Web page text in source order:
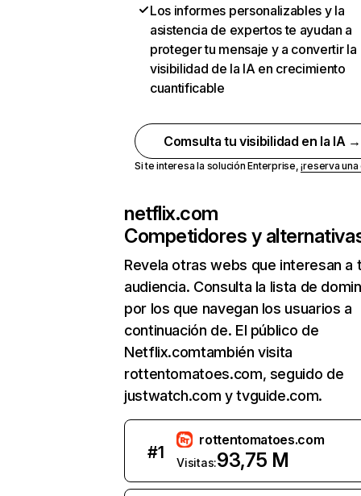
Los informes personalizables y la
asistencia de expertos te ayudan a
proteger tu mensaje y a convertir la
visibilidad de la IA en crecimiento
cuantificable
Comsulta tu visibilidad en la IA →
Si te interesa la solución Enterprise,¡reserva
netflix.com
Competidores y
Revela otras webs que interesan a
audiencia. Consulta la lista de
por los que navegan los usuarios a
continuación de. El público de
Netflix.comtambién visita
rottentomatoes.com, seguido de
justwatch.com y tvguide.com.
#1
rottentomatoes.com
Visitas:93,75 M